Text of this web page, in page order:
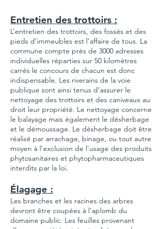
Entretien des trottoirs :
L’entretien des trottoirs, des fossés et des
pieds d’immeubles est l’affaire de tous. La
commune compte près de 3000 adresses
individuelles réparties sur 50 kilomètres
carrés le concours de chacun est donc
indispensable. Les riverains de la voie
publique sont ainsi tenus d’assurer le
nettoyage des trottoirs et des caniveaux au
droit leur propriété. Le nettoyage concerne
le balayage mais également le désherbage
et le démoussage. Le désherbage doit être
réalisé par arrachage, binage, ou tout autre
moyen à l’exclusion de l’usage des produits
phytosanitaires et phytopharmaceutiques
interdits par la loi.
Élagage :
Les branches et les racines des arbres
devront être coupées à l’aplomb du
domaine public. Les feuilles provenant